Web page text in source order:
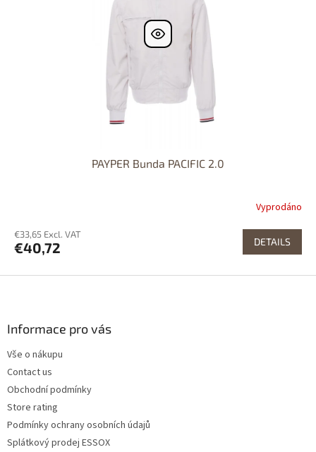
PAYPER Bunda PACIFIC 2.0
Vyprodáno
€33,65 Excl. VAT
€40,72 DETAILS
Informace pro vás
Vše o nákupu
Contact us
Obchodní podmínky
Store rating
Podmínky ochrany osobních údajů
Splátkový prodej ESSOX